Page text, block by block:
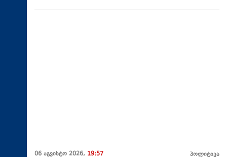
06 აგვისტო 2026, 19:57 პოლიტიკა